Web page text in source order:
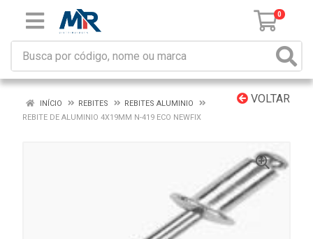
0
VOLTAR
INÍCIO REBITES
REBITES ALUMINIO
REBITE DE ALUMINIO 4X19MM N-419 ECO NEWFIX